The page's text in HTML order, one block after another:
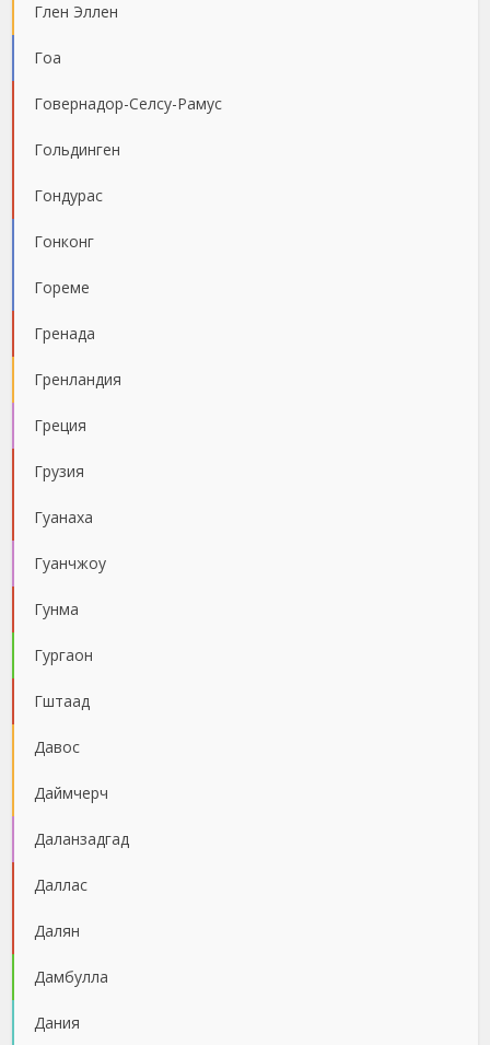
Глен Эллен
Гоа
Говернадор-Селсу-Рамус
Гольдинген
Гондурас
Гонконг
Гореме
Гренада
Гренландия
Греция
Грузия
Гуанаха
Гуанчжоу
Гунма
Гургаон
Гштаад
Давос
Даймчерч
Даланзадгад
Даллас
Далян
Дамбулла
Дания